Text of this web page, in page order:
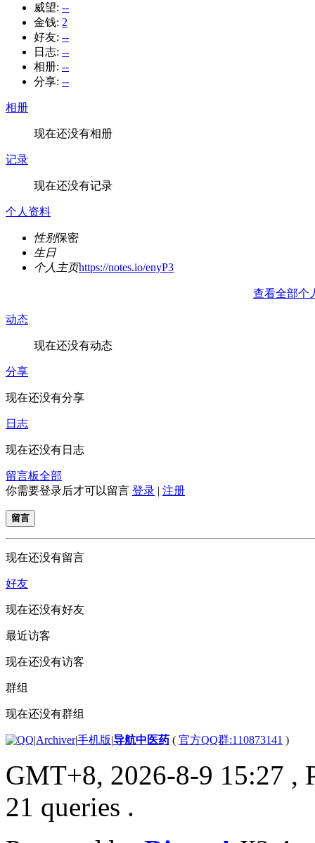
威望: --
金钱: 2
好友: --
日志: --
相册: --
分享: --
相册
现在还没有相册
记录
现在还没有记录
个人资料
性别保密
生日
个人主页https://notes.io/enyP3
查看全部个
动态
现在还没有动态
分享
现在还没有分享
日志
现在还没有日志
留言板全部
你需要登录后才可以留言 登录 | 注册
留言
现在还没有留言
好友
现在还没有好友
最近访客
现在还没有访客
群组
现在还没有群组
|Archiver|手机版|导航中医药 ( 官方QQ群:110873141 )
GMT+8, 2026-8-9 15:27 ,
21 queries .